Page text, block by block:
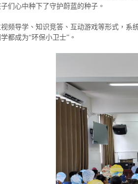
们心中种下了守护蔚蓝的种子。
频导学、知识竞答、互动游戏等形式，
都成为“环保小卫士”。